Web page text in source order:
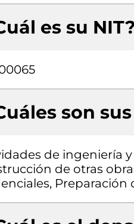
es su NIT?
son
de ingeniería
de otras
Preparación